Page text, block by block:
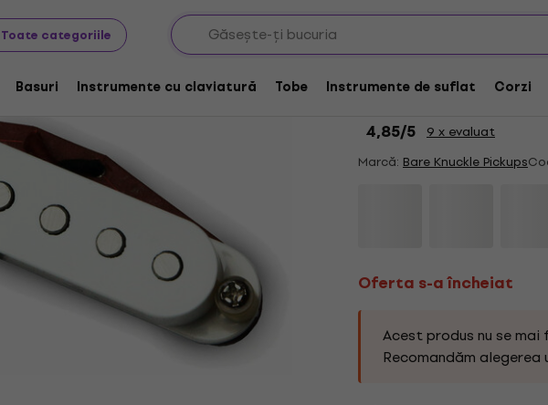
Toate categoriile
Basuri Instrumente cu claviatură Tobe Instrumente de suflat Corzi
Pickup-uri de chitară Doze simple (single coil)
Oferta s-a încheiat
Bare Knuckle
4,85/5 9 x evaluat
Marcă: Bare Knuckle Pickups
Oferta s-a încheiat
Acest produs nu se
Recomandăm alegerea